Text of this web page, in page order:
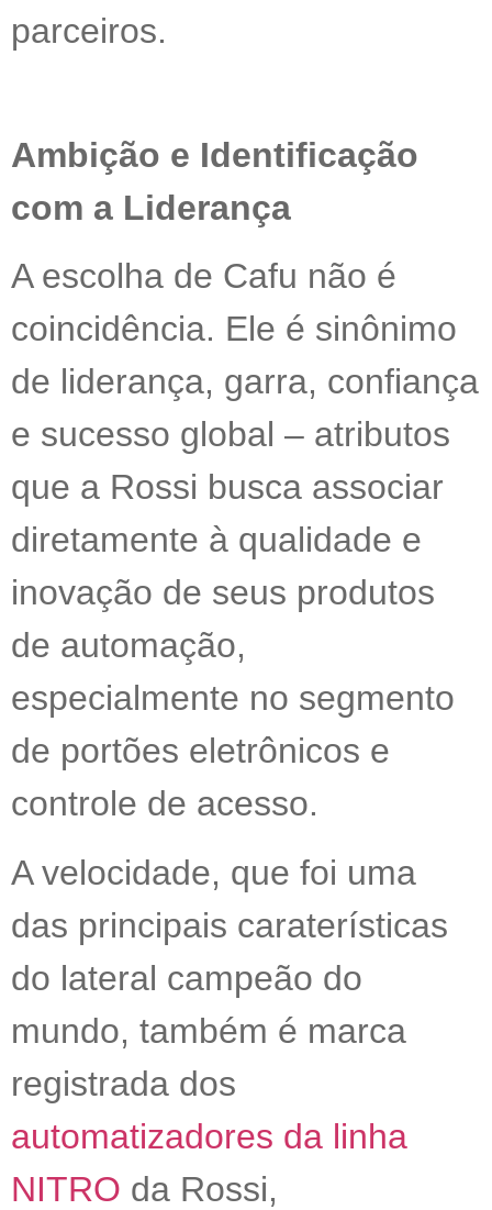
parceiros.
Ambição e Identificação
com a Liderança
A escolha de Cafu não é
coincidência. Ele é sinônimo
de liderança, garra, confiança
e sucesso global – atributos
que a Rossi busca associar
diretamente à qualidade e
inovação de seus produtos
de automação,
especialmente no segmento
de portões eletrônicos e
controle de acesso.
A velocidade, que foi uma
das principais caraterísticas
do lateral campeão do
mundo, também é marca
registrada dos
automatizadores da linha
NITRO da Rossi,